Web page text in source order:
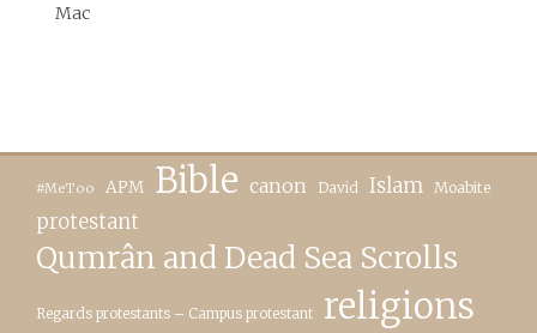
Mac
#MeToo APM Bible canon David Islam Moabite
protestant
Qumrân and Dead Sea Scrolls
Regards protestants – Campus protestant religions